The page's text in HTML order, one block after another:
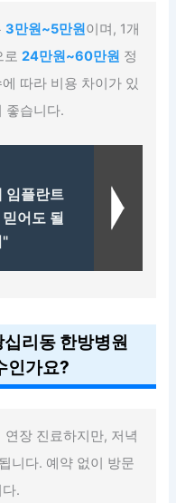
3만원~5만원이며, 1개
로24만원~60만원 정
따라 비용 차이가 있
좋습니다.
임플란트
어도 될
"
리동 한방병원
인가요?
연장 진료하지만, 저녁
니다. 예약 없이 방문
.